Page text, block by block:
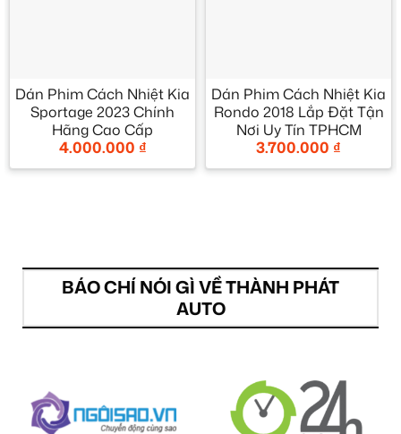
Dán Phim Cách Nhiệt Kia
Sportage 2023 Chính
Hãng Cao Cấp
4.000.000 ₫
Dán Phim Cách Nhiệt Kia
Rondo 2018 Lắp Đặt Tận
Nơi Uy Tín TPHCM
3.700.000 ₫
BÁO CHÍ NÓI GÌ VỀ THÀNH PHÁT
AUTO